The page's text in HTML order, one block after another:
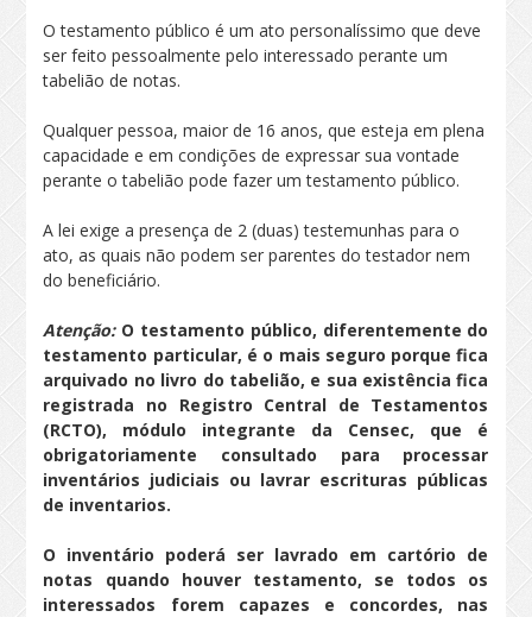
O testamento público é um ato personalíssimo que deve
ser feito pessoalmente pelo interessado perante um
tabelião de notas.
Qualquer pessoa, maior de 16 anos, que esteja em plena
capacidade e em condições de expressar sua vontade
perante o tabelião pode fazer um testamento público.
A lei exige a presença de 2 (duas) testemunhas para o
ato, as quais não podem ser parentes do testador nem
do beneficiário.
Atenção: O testamento público, diferentemente do
testamento particular, é o mais seguro porque fica
arquivado no livro do tabelião, e sua existência fica
registrada no Registro Central de Testamentos
(RCTO), módulo integrante da Censec, que é
obrigatoriamente consultado para processar
inventários judiciais ou lavrar escrituras públicas
de inventarios.
O inventário poderá ser lavrado em cartório de
notas quando houver testamento, se todos os
interessados forem capazes e concordes, nas